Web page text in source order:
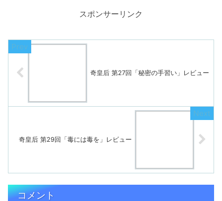
スポンサーリンク
奇皇后 第27回「秘密の手習い」レビュー
奇皇后 第29回「毒には毒を」レビュー
コメント